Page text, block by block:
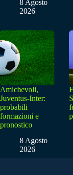
8 Agosto
2026
Amichevoli,
Juventus-Inter:
probabili
formazioni e
pronostico
8 Agosto
2026